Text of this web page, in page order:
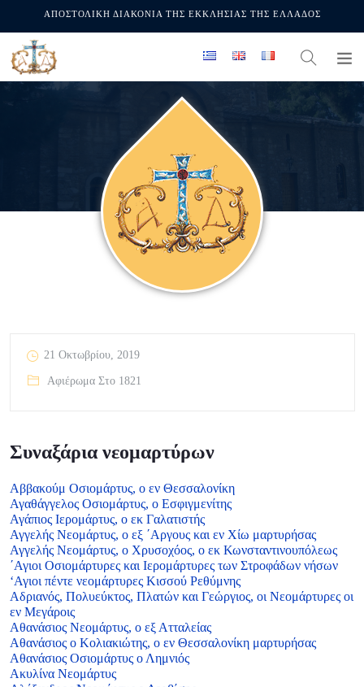
ΑΠΟΣΤΟΛΙΚΗ ΔΙΑΚΟΝΙΑ ΤΗΣ ΕΚΚΛΗΣΙΑΣ ΤΗΣ ΕΛΛΑΔΟΣ
21 Οκτωβρίου, 2019
Αφιέρωμα Στο 1821
Συναξάρια νεομαρτύρων
Αββακούμ Οσιομάρτυς, ο εν Θεσσαλονίκη
Αγαθάγγελος Οσιομάρτυς, ο Εσφιγμενίτης
Αγάπιος Ιερομάρτυς, ο εκ Γαλατιστής
Αγγελής Νεομάρτυς, ο εξ ΄Αργους και εν Χίω μαρτυρήσας
Αγγελής Νεομάρτυς, ο Χρυσοχόος, ο εκ Κωνσταντινουπόλεως
΄Αγιοι Οσιομάρτυρες και Ιερομάρτυρες των Στροφάδων νήσων
‘Αγιοι πέντε νεομάρτυρες Κισσού Ρεθύμνης
Αδριανός, Πολυεύκτος, Πλατών και Γεώργιος, οι Νεομάρτυρες οι
εν Μεγάροις
Αθανάσιος Νεομάρτυς, ο εξ Ατταλείας
Αθανάσιος ο Κολιακιώτης, ο εν Θεσσαλονίκη μαρτυρήσας
Αθανάσιος Οσιομάρτυς ο Λημνιός
Ακυλίνα Νεομάρτυς